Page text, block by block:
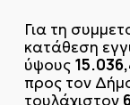
Για τη
κατάθεση
ύψους
προς τον
τουλάχιστον